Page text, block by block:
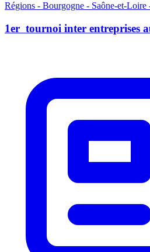
Régions - Bourgogne - Saône-et-Loire
1er tournoi inter entreprises